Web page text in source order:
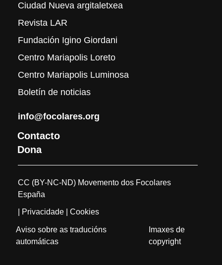
Ciudad Nueva argitaletxea
Revista LAR
Fundación Igino Giordani
Centro Mariapolis Loreto
Centro Mariapolis Luminosa
Boletín de noticias
info@focolares.org
Contacto
Dona
CC (BY-NC-ND) Movemento dos Focolares
España
| Privacidade | Cookies
Aviso sobre as traducións
automáticas
Imaxes de
copyright